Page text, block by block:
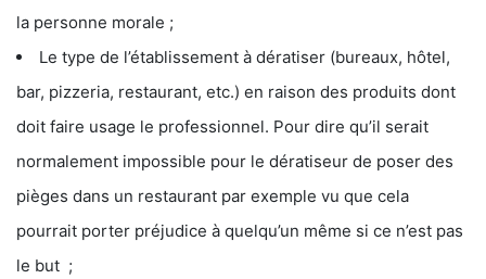
la personne morale ;
Le type de l’établissement à dératiser (bureaux, hôtel,
bar, pizzeria, restaurant, etc.) en raison des produits dont
doit faire usage le professionnel. Pour dire qu’il serait
normalement impossible pour le dératiseur de poser des
pièges dans un restaurant par exemple vu que cela
pourrait porter préjudice à quelqu’un même si ce n’est pas
le but ;